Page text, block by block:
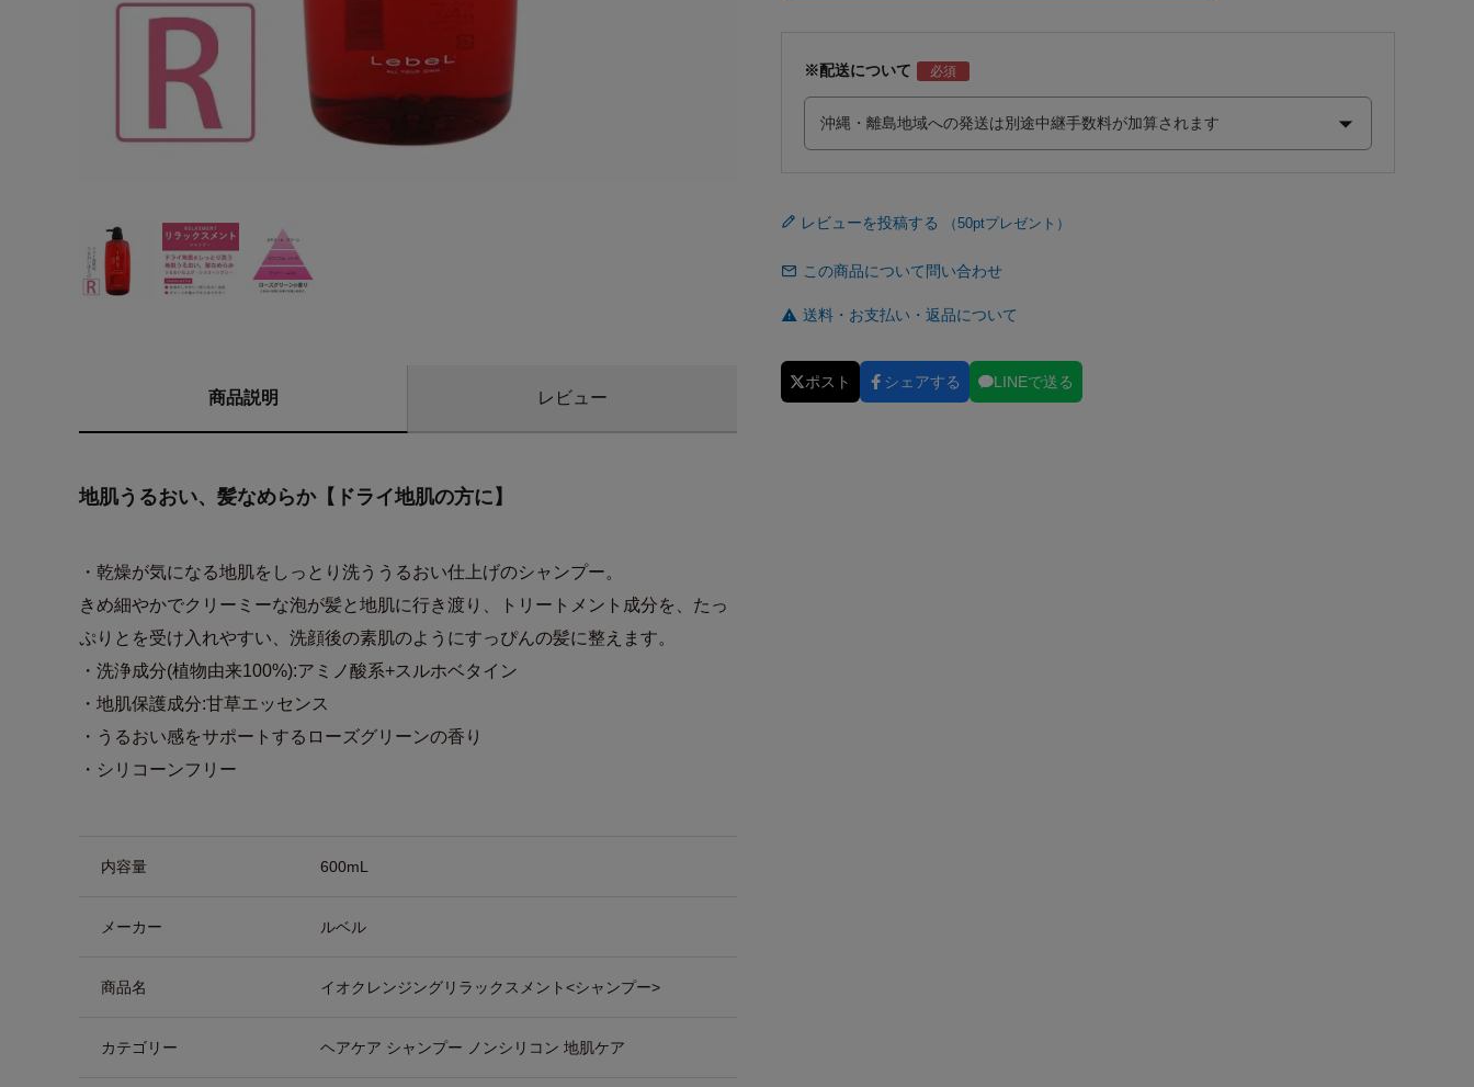
商品説明 レビュー
地肌うるおい、髪なめらか【ドライ地肌の方に】
・乾燥が気になる地肌をしっとり洗ううるおい仕上げのシャンプー。
きめ細やかでクリーミーな泡が髪と地肌に行き渡り、トリートメント成分を、たっ
ぷりとを受け入れやすい、洗顔後の素肌のようにすっぴんの髪に整えます。
・洗浄成分(植物由来100%):アミノ酸系+スルホベタイン
・地肌保護成分:甘草エッセンス
・うるおい感をサポートするローズグリーンの香り
・シリコーンフリー
内容量 600mL
メーカー ルベル
商品名 イオクレンジングリラックスメント<シャンプー>
カテゴリー ヘアケア シャンプー ノンシリコン 地肌ケア
※配送について
レビューを投稿する
この商品について問い合わせ
送料・お支払い・返品について
ポスト シェアする LINEで送る